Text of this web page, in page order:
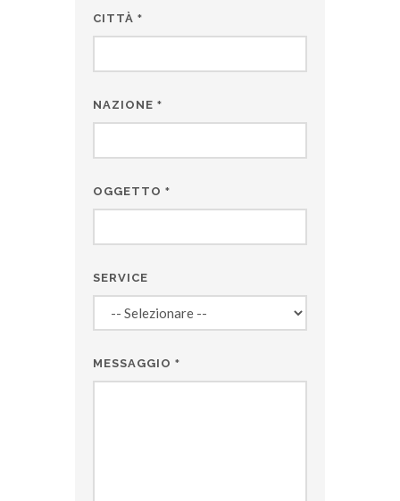
CITTÀ *
NAZIONE *
OGGETTO *
SERVICE
MESSAGGIO *